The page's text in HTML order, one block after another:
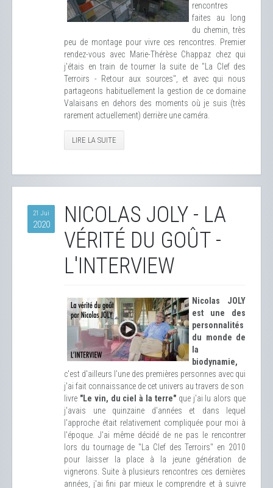
rencontres
faites au long
du chemin, très
peu de montage pour vivre ces rencontres. Premier
rendez-vous avec Marie-Thérèse Chappaz chez qui
j'étais en train de tourner la suite de "La Clef des
Terroirs - Retour aux sources", et avec qui nous
partageons habituellement la gestion de ce domaine
Valaisans en dehors des moments où je suis (très
rarement actuellement) derrière une caméra.
LIRE LA SUITE
21 Jui
2020
NICOLAS JOLY - LA
VÉRITÉ DU GOÛT -
L'INTERVIEW
Nicolas JOLY
est une des
personnalités
du monde de
la
biodynamie,
c'est d'ailleurs l'une des premières personnes avec qui
j'ai fait connaissance de cet univers au travers de son
livre "Le vin, du ciel à la terre"que j'ai lu alors que
j'avais une quinzaine d'années et dans lequel
l'approche était relativement compliquée pour moi à
l'époque. J'ai même décidé de ne pas le rencontrer
lors du tournage de "La Clef des Terroirs" en 2010
pour laisser la place à la jeune génération de
vignerons. Suite à plusieurs rencontres ces dernières
années, j'ai fini par mieux le comprendre et à suivre